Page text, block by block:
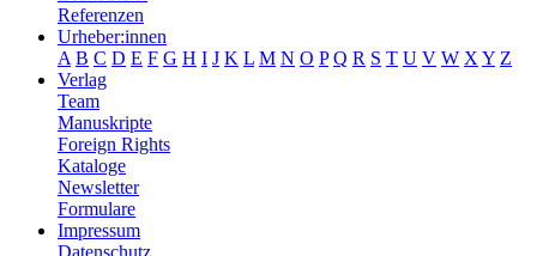
Referenzen
Urheber:innen
A B C D E F G H I J K L M N O P Q R S T U V W X Y Z
Verlag
Team
Manuskripte
Foreign Rights
Kataloge
Newsletter
Formulare
Impressum
Datenschutz